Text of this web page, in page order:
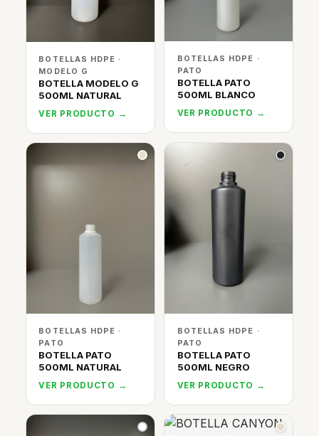
BOTELLAS HDPE ·
MODELO G
BOTELLA MODELO G
500ML NATURAL
VER PRODUCTO →
BOTELLAS HDPE ·
PATO
BOTELLA PATO
500ML BLANCO
VER PRODUCTO →
BOTELLAS HDPE ·
PATO
BOTELLA PATO
500ML NATURAL
VER PRODUCTO →
BOTELLAS HDPE ·
PATO
BOTELLA PATO
500ML NEGRO
VER PRODUCTO →